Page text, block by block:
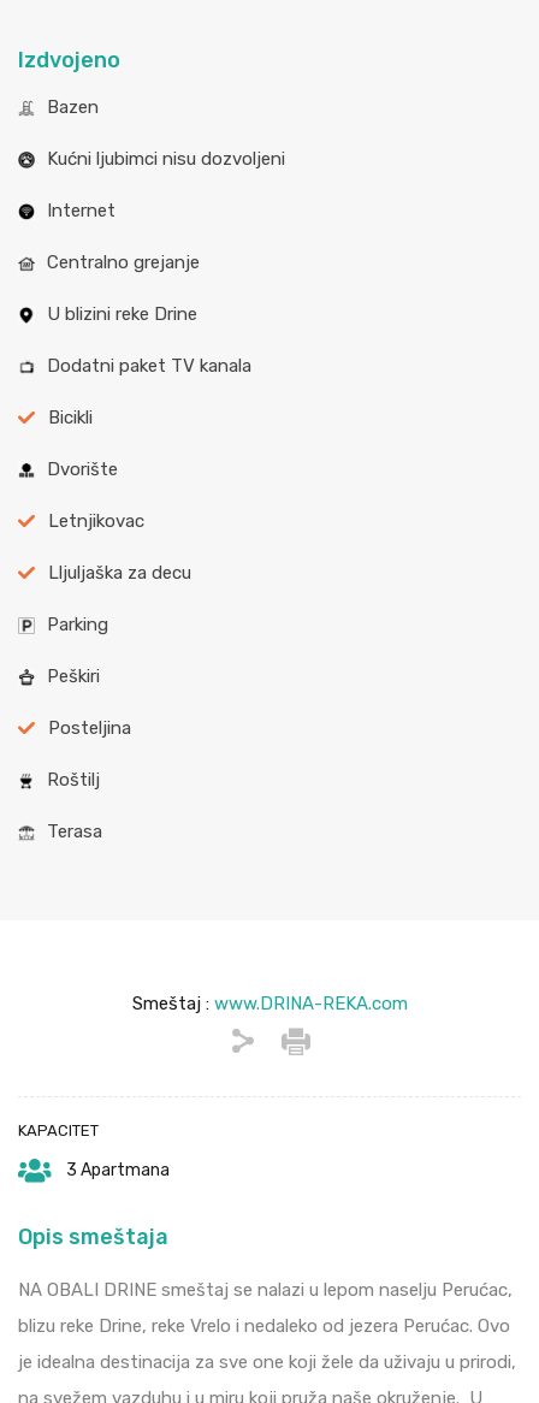
Izdvojeno
Bazen
Kućni ljubimci nisu dozvoljeni
Internet
Centralno grejanje
U blizini reke Drine
Dodatni paket TV kanala
Bicikli
Dvorište
Letnjikovac
Lljuljaška za decu
Parking
Peškiri
Posteljina
Roštilj
Terasa
Smeštaj : www.DRINA-REKA.com
KAPACITET
3 Apartmana
Opis smeštaja
NA OBALI DRINE smeštaj se nalazi u lepom naselju Perućac,
blizu reke Drine, reke Vrelo i nedaleko od jezera Perućac. Ovo
je idealna destinacija za sve one koji žele da uživaju u prirodi,
na svežem vazduhu i u miru koji pruža naše okruženje. U